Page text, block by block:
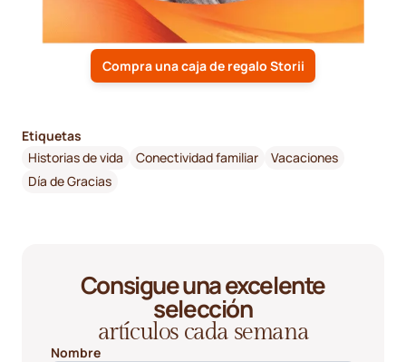
Compra una caja de regalo Storii
Etiquetas
Historias de vida
Conectividad familiar
Vacaciones
Día de Gracias
Consigue una excelente
selección
artículos cada semana
Nombre